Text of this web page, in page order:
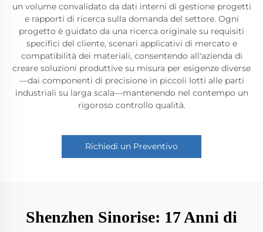
un volume convalidato da dati interni di gestione progetti
e rapporti di ricerca sulla domanda del settore. Ogni
progetto è guidato da una ricerca originale su requisiti
specifici del cliente, scenari applicativi di mercato e
compatibilità dei materiali, consentendo all'azienda di
creare soluzioni produttive su misura per esigenze diverse
—dai componenti di precisione in piccoli lotti alle parti
industriali su larga scala—mantenendo nel contempo un
rigoroso controllo qualità.
Richiedi un Preventivo
Shenzhen Sinorise: 17 Anni di